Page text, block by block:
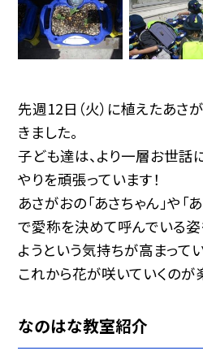
先週12日（火）に植えたあさ
きました。
子ども達は、より一層お世話
やりを頑張っています！
あさがおの「あさちゃん」や「
で愛称を決めて呼んでいる
ようという気持ちが高まってい
これから花が咲いていくのが
なのはな教室紹介